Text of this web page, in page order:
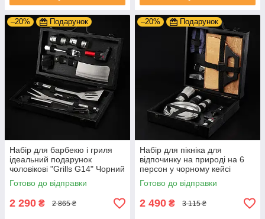
–20% Подарунок
Набір для барбекю і гриля
ідеальний подарунок
чоловікові "Grills G14" Чорний
| 19 предметів + Гравіювання
на замовлення
Готово до відправки
2 290 ₴ 2 865 ₴
–20% Подарунок
Набір для пікніка для
відпочинку на природі на 6
персон у чорному кейсі
Готово до відправки
2 490 ₴ 3 115 ₴